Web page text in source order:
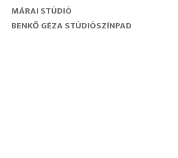
2014/2015 2012/2013
MÁRAI STÚDIÓ
BENKŐ GÉZA STÚDIÓSZÍNPAD